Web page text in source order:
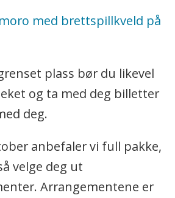
med brettspillkveld på
plass bør du likevel
og ta med deg billetter
deg.
anbefaler vi full pakke,
velge deg ut
Arrangementene er